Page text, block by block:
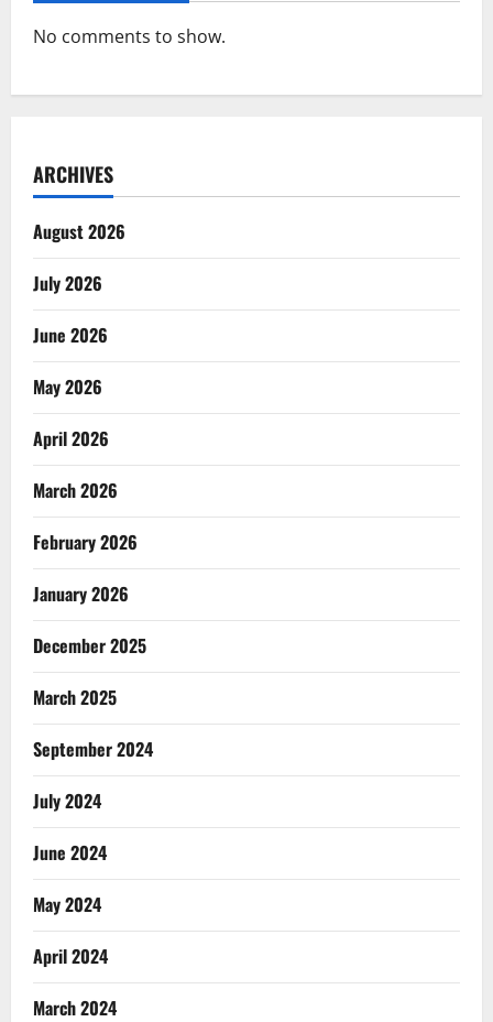
No comments to show.
ARCHIVES
August 2026
July 2026
June 2026
May 2026
April 2026
March 2026
February 2026
January 2026
December 2025
March 2025
September 2024
July 2024
June 2024
May 2024
April 2024
March 2024